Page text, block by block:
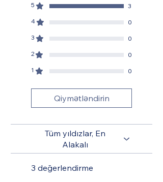
Keşfetmenin Her Zaman Birçok Yolu
5
3
4
0
3
0
2
0
1
0
Qiymətləndirin
Tüm yıldızlar, En
Alakalı
3 değerlendirme